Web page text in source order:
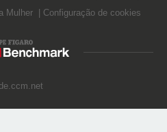
Mulher Configuração de cookies